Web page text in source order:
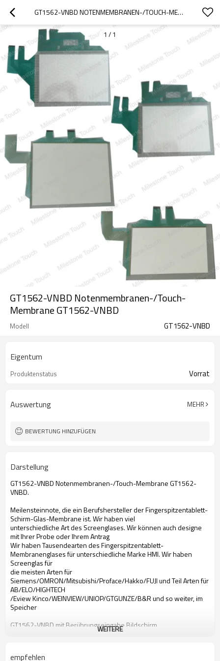
GT1562-VNBD NOTENMEMBRANEN-/TOUCH-MEMBRANE GT1562-VNBD
1 / 1
GT1562-VNBD Notenmembranen-/Touch-
Membrane GT1562-VNBD
Modell GT1562-VNBD
Eigentum
Produktenstatus Vorrat
Auswertung MEHR
BEWERTUNG HINZUFÜGEN
Darstellung
GT1562-VNBD Notenmembranen-/Touch-Membrane GT1562-
VNBD.
Meilensteinnote, die ein Berufshersteller der Fingerspitzentablett-
Schirm-Glas-Membrane ist. Wir haben viel
unterschiedliche Art des Screenglases. Wir können auch designe
mit Ihrer Probe oder Ihrem Antrag
Wir haben Tausendearten des Fingerspitzentablett-
Membranenglases für unterschiedliche Marke HMI. Wir haben
Screenglas für
die meisten Arten für
Siemens/OMRON/Mitsubishi/Proface/Hakko/FUJI und Teil Arten für
AB/ELO/HIGHTECH
/Eview Kinco/WEINVIEW/UNIOP/GTGUNZE/B&R und so weiter, im
Speicher
GT1562-VNBD mit Berührungseingabe Bildschirm
Mit Berührungseingabe Bildschirm Mitsubishi-GT1562-VNBD
WEITERE
empfehlen